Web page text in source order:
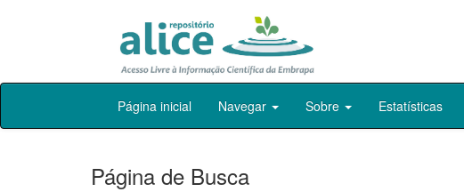
Skip
Página inicial Navegar Sobre Estatísticas
Página de Busca